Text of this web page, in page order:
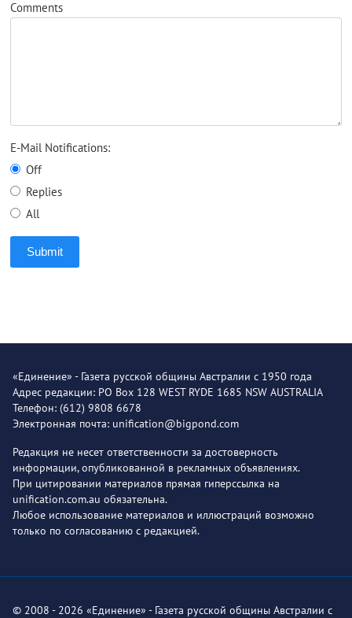
Comments
E-Mail Notifications:
Off
Replies
All
Submit
«Единение» - Газета русской общины Австралии с 1950 года
Адрес редакции: PO Box 128 WEST RYDE 1685 NSW AUSTRALIA
Телефон: (612) 9808 6678
Электронная почта: unification@bigpond.com
Редакция не несет ответственности за достоверность
информации, опубликованной в рекламных объявлениях.
При цитировании материалов прямая гиперссылка на
unification.com.au обязательна.
Любое использование материалов и иллюстраций возможно
только по согласованию с редакцией.
© 2008 - 2026 «Единение» - Газета русской общины Австралии с